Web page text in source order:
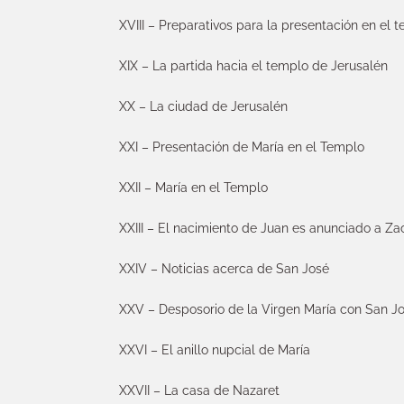
XVIII – Preparativos para la presentación en el
XIX – La partida hacia el templo de Jerusalén
XX – La ciudad de Jerusalén
XXI – Presentación de María en el Templo
XXII – María en el Templo
XXIII – El nacimiento de Juan es anunciado a
XXIV – Noticias acerca de San José
XXV – Desposorio de la Virgen María con San
XXVI – El anillo nupcial de María
XXVII – La casa de Nazaret